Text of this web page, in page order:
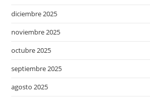
diciembre 2025
noviembre 2025
octubre 2025
septiembre 2025
agosto 2025